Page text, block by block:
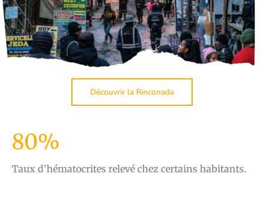
Découvrir la Rinconada
80%
Taux d’hématocrites relevé chez certains habitants.